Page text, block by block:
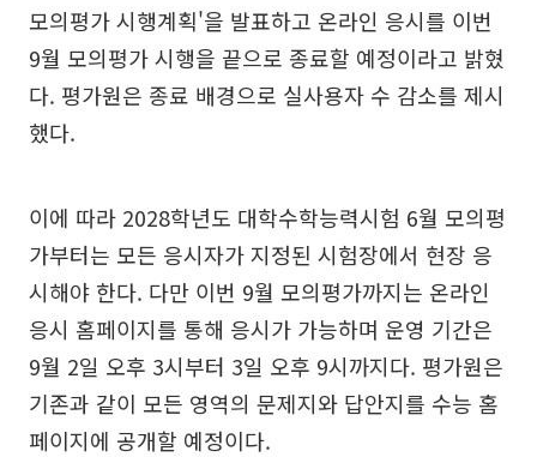
모의평가 시행계획'을 발표하고 온라인 응시를 이번
9월 모의평가 시행을 끝으로 종료할 예정이라고 밝혔
다. 평가원은 종료 배경으로 실사용자 수 감소를 제시
했다.
이에 따라 2028학년도 대학수학능력시험 6월 모의평
가부터는 모든 응시자가 지정된 시험장에서 현장 응
시해야 한다. 다만 이번 9월 모의평가까지는 온라인
응시 홈페이지를 통해 응시가 가능하며 운영 기간은
9월 2일 오후 3시부터 3일 오후 9시까지다. 평가원은
기존과 같이 모든 영역의 문제지와 답안지를 수능 홈
페이지에 공개할 예정이다.